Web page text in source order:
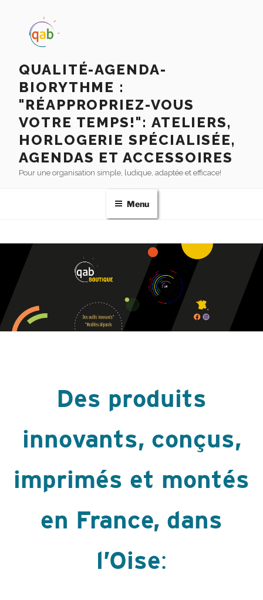
QUALITÉ-AGENDA-
BIORYTHME :
"RÉAPPROPRIEZ-VOUS
VOTRE TEMPS!": ATELIERS,
HORLOGERIE SPÉCIALISÉE,
AGENDAS ET ACCESSOIRES
Pour une organisation simple, ludique, adaptée et efficace!
Menu
Des produits
innovants, conçus,
imprimés et montés
en France, dans
l’Oise: